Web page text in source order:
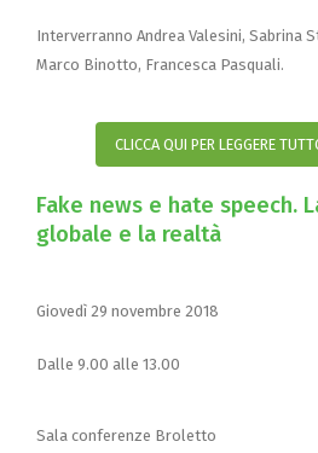
Interverranno Andrea Valesini, Sabrina
Marco Binotto, Francesca Pasquali.
CLICCA QUI PER LEGGERE
Fake news e hate speech.
globale e la realtà
Giovedì 29 novembre 2018
Dalle 9.00 alle 13.00
Sala conferenze Broletto